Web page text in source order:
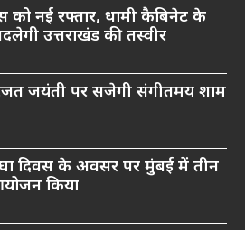
नई रफ्तार, धामी कैबिनेट के
उत्तराखंड की तस्वीर
जयंती पर सजेगी संगीतमय शाम
दिवस के अवसर पर मुंबई में तीन
किया